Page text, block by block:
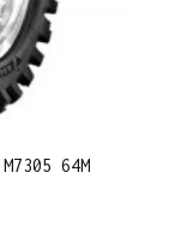
64M